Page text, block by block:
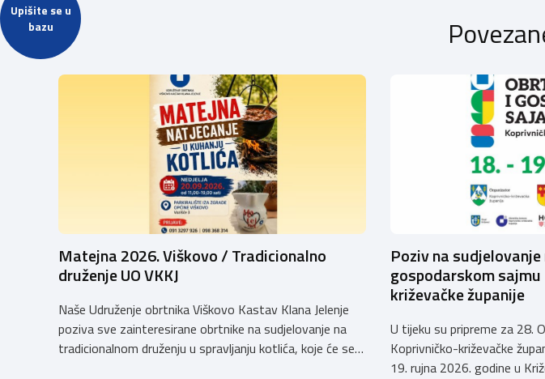
Upišite se u
bazu
Matejna 2026. Viškovo / Tradicionalno
druženje UO VKKJ
Naše Udruženje obrtnika Viškovo Kastav Klana Jelenje
poziva sve zainteresirane obrtnike na sudjelovanje na
tradicionalnom druženju u spravljanju kotlića, koje će se
Poziv na
gospodarskom
križevačke županije
U tijeku su pripreme za 28.
Koprivničko-križevačke
19. rujna 2026. godine u